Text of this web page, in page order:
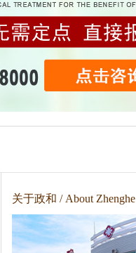
关于政和 / About Zhenghe